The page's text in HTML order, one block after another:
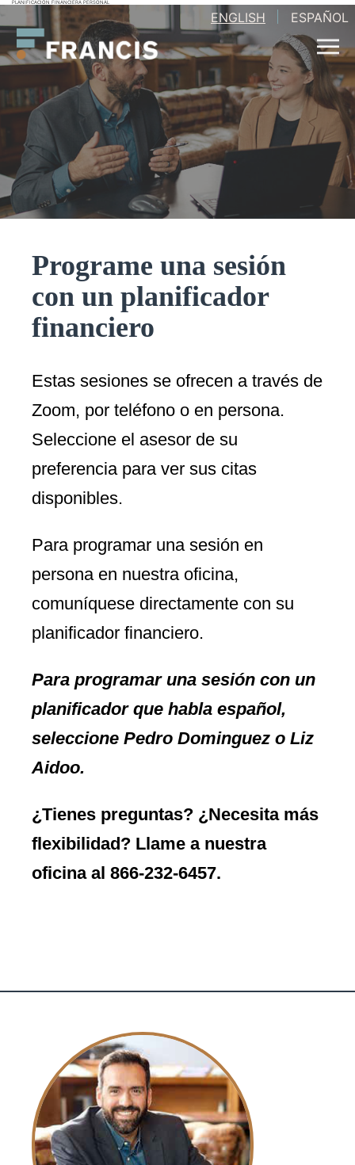
contenido
Francis
LLC.
ENGLISH ESPAÑOL
PLANIFICACIÓN FINANCIERA PERSONAL
Programe una sesión
con un planificador
financiero
Estas sesiones se ofrecen a través de
Zoom, por teléfono o en persona.
Seleccione el asesor de su
preferencia para ver sus citas
disponibles.
Para programar una sesión en
persona en nuestra oficina,
comuníquese directamente con su
planificador financiero.
Para programar una sesión con un
planificador que habla español,
seleccione Pedro Dominguez o Liz
Aidoo.
¿Tienes preguntas? ¿Necesita más
flexibilidad? Llame a nuestra
oficina al 866-232-6457.